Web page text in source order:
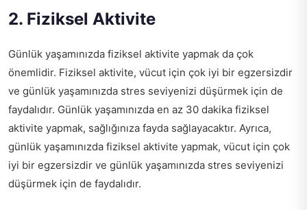
2. Fiziksel Aktivite
Günlük yaşamınızda fiziksel aktivite yapmak da çok
önemlidir. Fiziksel aktivite, vücut için çok iyi bir egzersizdir
ve günlük yaşamınızda stres seviyenizi düşürmek için de
faydalıdır. Günlük yaşamınızda en az 30 dakika fiziksel
aktivite yapmak, sağlığınıza fayda sağlayacaktır. Ayrıca,
günlük yaşamınızda fiziksel aktivite yapmak, vücut için çok
iyi bir egzersizdir ve günlük yaşamınızda stres seviyenizi
düşürmek için de faydalıdır.